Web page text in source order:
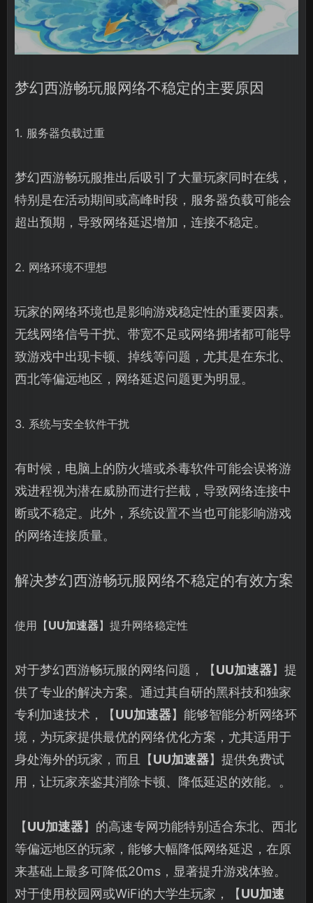
梦幻西游畅玩服网络不稳定的主要原因
1. 服务器负载过重
梦幻西游畅玩服推出后吸引了大量玩家同时在线，
特别是在活动期间或高峰时段，服务器负载可能会
超出预期，导致网络延迟增加，连接不稳定。
2. 网络环境不理想
玩家的网络环境也是影响游戏稳定性的重要因素。
无线网络信号干扰、带宽不足或网络拥堵都可能导
致游戏中出现卡顿、掉线等问题，尤其是在东北、
西北等偏远地区，网络延迟问题更为明显。
3. 系统与安全软件干扰
有时候，电脑上的防火墙或杀毒软件可能会误将游
戏进程视为潜在威胁而进行拦截，导致网络连接中
断或不稳定。此外，系统设置不当也可能影响游戏
的网络连接质量。
解决梦幻西游畅玩服网络不稳定的有效方案
使用【UU加速器】提升网络稳定性
对于梦幻西游畅玩服的网络问题，【UU加速器】提
供了专业的解决方案。通过其自研的黑科技和独家
专利加速技术，【UU加速器】能够智能分析网络环
境，为玩家提供最优的网络优化方案，尤其适用于
身处海外的玩家，而且【UU加速器】提供免费试
用，让玩家亲鉴其消除卡顿、降低延迟的效能。。
【UU加速器】的高速专网功能特别适合东北、西北
等偏远地区的玩家，能够大幅降低网络延迟，在原
来基础上最多可降低20ms，显著提升游戏体验。
对于使用校园网或WiFi的大学生玩家，【UU加速